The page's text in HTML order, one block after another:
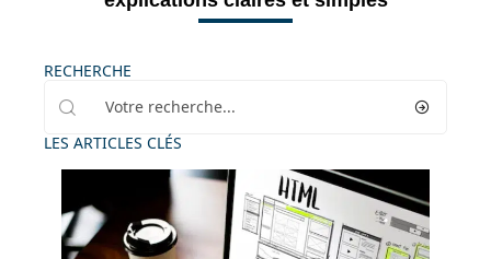
RECHERCHE
LES ARTICLES CLÉS